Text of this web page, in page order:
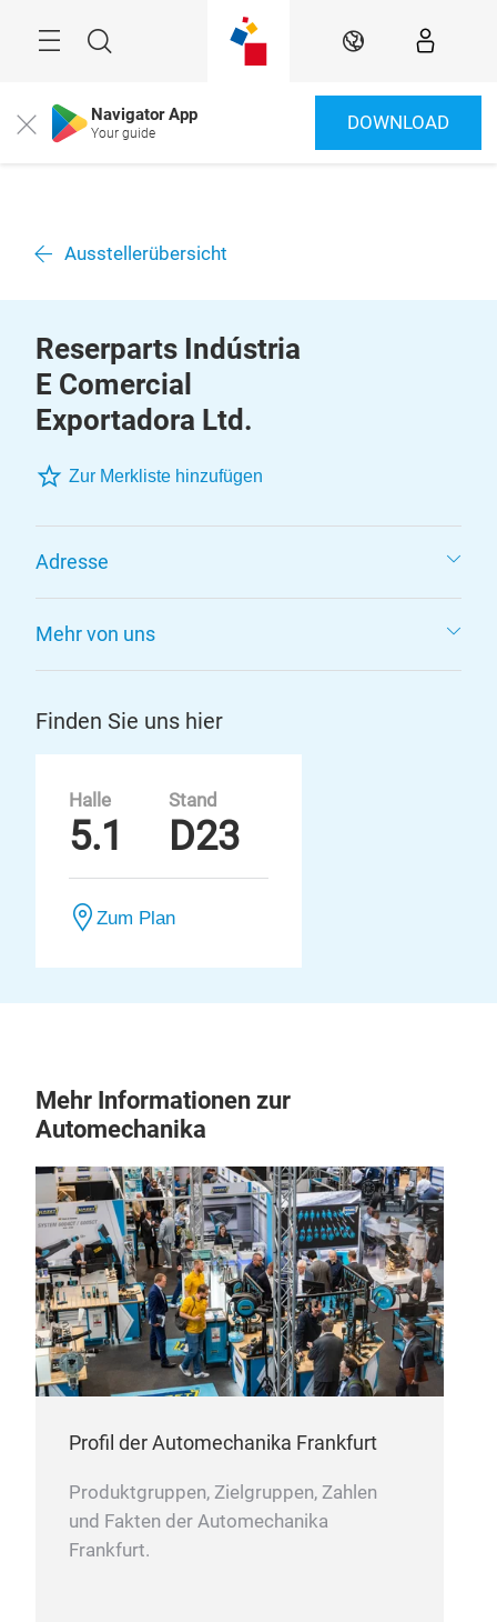
Suche DE
Close Navigator App
Your guide DOWNLOAD
Ausstellerübersicht
Reserparts Indústria
E Comercial
Exportadora Ltd.
Zur Merkliste hinzufügen
Adresse
Mehr von uns
Finden Sie uns hier
Halle
5.1
Stand
D23
Zum Plan
Mehr Informationen zur
Automechanika
Profil der Automechanika Frankfurt
Produktgruppen, Zielgruppen, Zahlen
und Fakten der Automechanika
Frankfurt.